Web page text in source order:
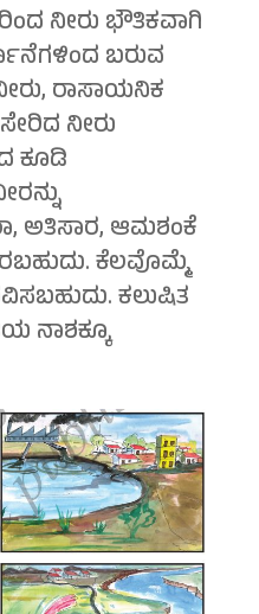
ನೀರು ಭೌತಿಕವಾಗಿ
ಬರುವ
ರಾಸಾಯನಿಕ
ನೀರು
ಕೂಡಿ
ಅತಿಸಾರ, ಆಮಶಂಕೆ
ಕೆಲವೊಮ್ಮೆ
ಕಲುಷಿತ
ನಾಶಕ್ಕೂ